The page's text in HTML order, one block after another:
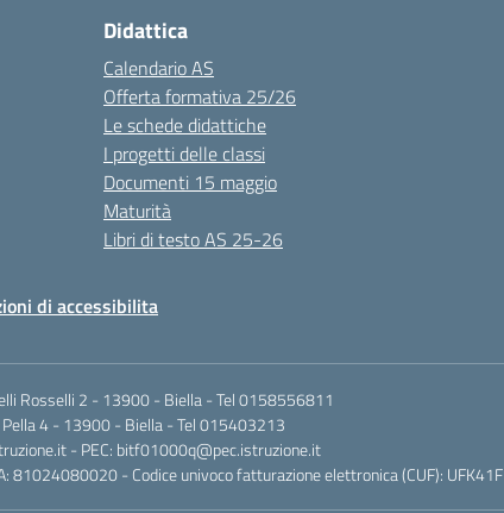
Didattica
Calendario AS
Offerta formativa 25/26
Le schede didattiche
I progetti delle classi
Documenti 15 maggio
Maturità
Libri di testo AS 25-26
di accessibilita
Rosselli 2 - 13900 - Biella - Tel 0158556811
Pella 4 - 13900 - Biella - Tel 015403213
- PEC: bitf01000q@pec.istruzione.it
81024080020 - Codice univoco fatturazione elettronica (CUF): UFK41F